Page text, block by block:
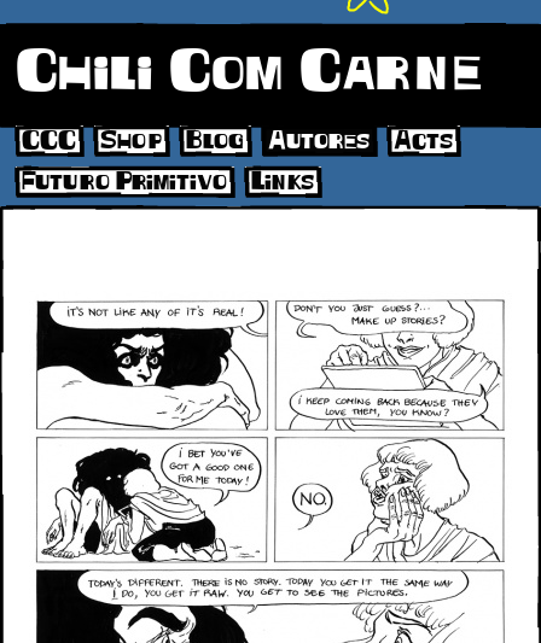
Chili Com Carne
CCC Shop Blog Autores
Acts
Futuro Primitivo
Links